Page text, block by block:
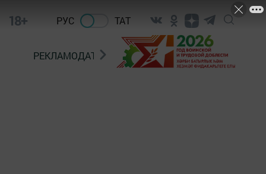
18+ РУС ТАТ
РЕКЛАМОДАТЕЛЯМ